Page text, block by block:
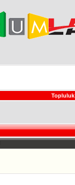
Topluluk